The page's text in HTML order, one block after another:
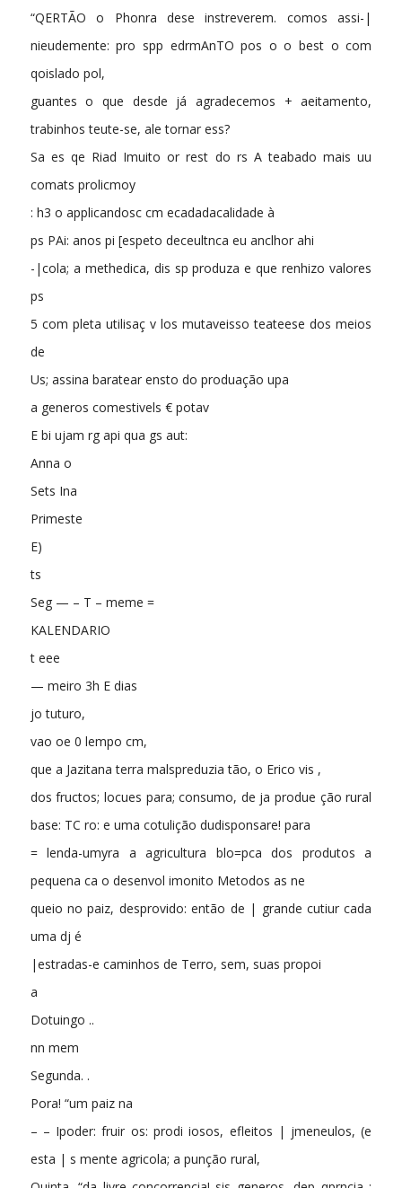
“QERTÃO o Phonra dese instreverem. comos assi-|
nieudemente: pro spp edrmAnTO pos o o best o com
qoislado pol,
guantes o que desde já agradecemos + aeitamento,
trabinhos teute-se, ale tornar ess?
Sa es qe Riad Imuito or rest do rs A teabado mais uu
comats prolicmoy
: h3 o applicandosc cm ecadadacalidade à
ps PAi: anos pi [espeto deceultnca eu anclhor ahi
-|cola; a methedica, dis sp produza e que renhizo valores
ps
5 com pleta utilisaç v los mutaveisso teateese dos meios
de
Us; assina baratear ensto do produação upa
a generos comestivels € potav
E bi ujam rg api qua gs aut:
Anna o
Sets Ina
Primeste
E)
ts
Seg — – T – meme =
KALENDARIO
t eee
— meiro 3h E dias
jo tuturo,
vao oe 0 lempo cm,
que a Jazitana terra malspreduzia tão, o Erico vis ,
dos fructos; locues para; consumo, de ja produe ção rural
base: TC ro: e uma cotulição dudisponsare! para
= lenda-umyra a agricultura blo=pca dos produtos a
pequena ca o desenvol imonito Metodos as ne
queio no paiz, desprovido: então de | grande cutiur cada
uma dj é
|estradas-e caminhos de Terro, sem, suas propoi
a
Dotuingo ..
nn mem
Segunda. .
Pora! “um paiz na
– – Ipoder: fruir os: prodi iosos, efleitos | jmeneulos, (e
esta | s mente agricola; a punção rural,